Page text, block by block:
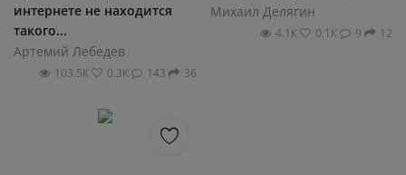
интернете не находится
такого...
Артемий Лебедев
103.5К 0.3К 143 36
Михаил Делягин
4.1К 0.1К 9 12